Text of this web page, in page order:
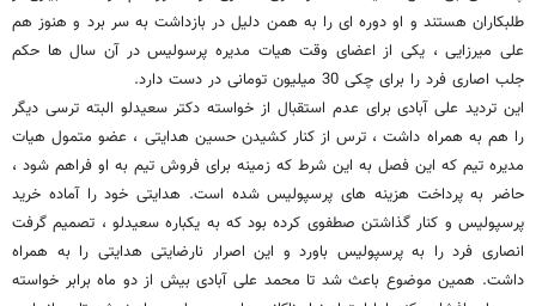
طلبکاران هستند و او دوره ای را به همن دلیل در بازداشت به سر برد و هنوز هم
علی میرزایی ، یکی از اعضای وقت هیات مدیره پرسولیس در آن سال ها حکم
جلب اصاری فرد را برای چکی 30 میلیون تومانی در دست دارد.
این تردید علی آبادی برای عدم استقبال از خواسته دکتر سعیدلو البته ترسی دیگر
را هم به همراه داشت ، ترس از کنار کشیدن حسین هدایتی ، عضو متمول هیات
مدیره تیم که این فصل به این شرط که زمینه برای فروش تیم به او فراهم شود ،
حاضر به پرداخت هزینه های پرسپولیس شده است. هدایتی خود را آماده خرید
پرسپولیس و کنار گذاشتن صطفوی کرده بود که به یکباره سعیدلو ، تصمیم گرفت
انصاری فرد را به پرسپولیس باورد و این اصرار نارضایتی هدایتی را به همراه
داشت. همین موضوع باعث شد تا محمد علی آبادی بیش از دو ماه برابر خواسته